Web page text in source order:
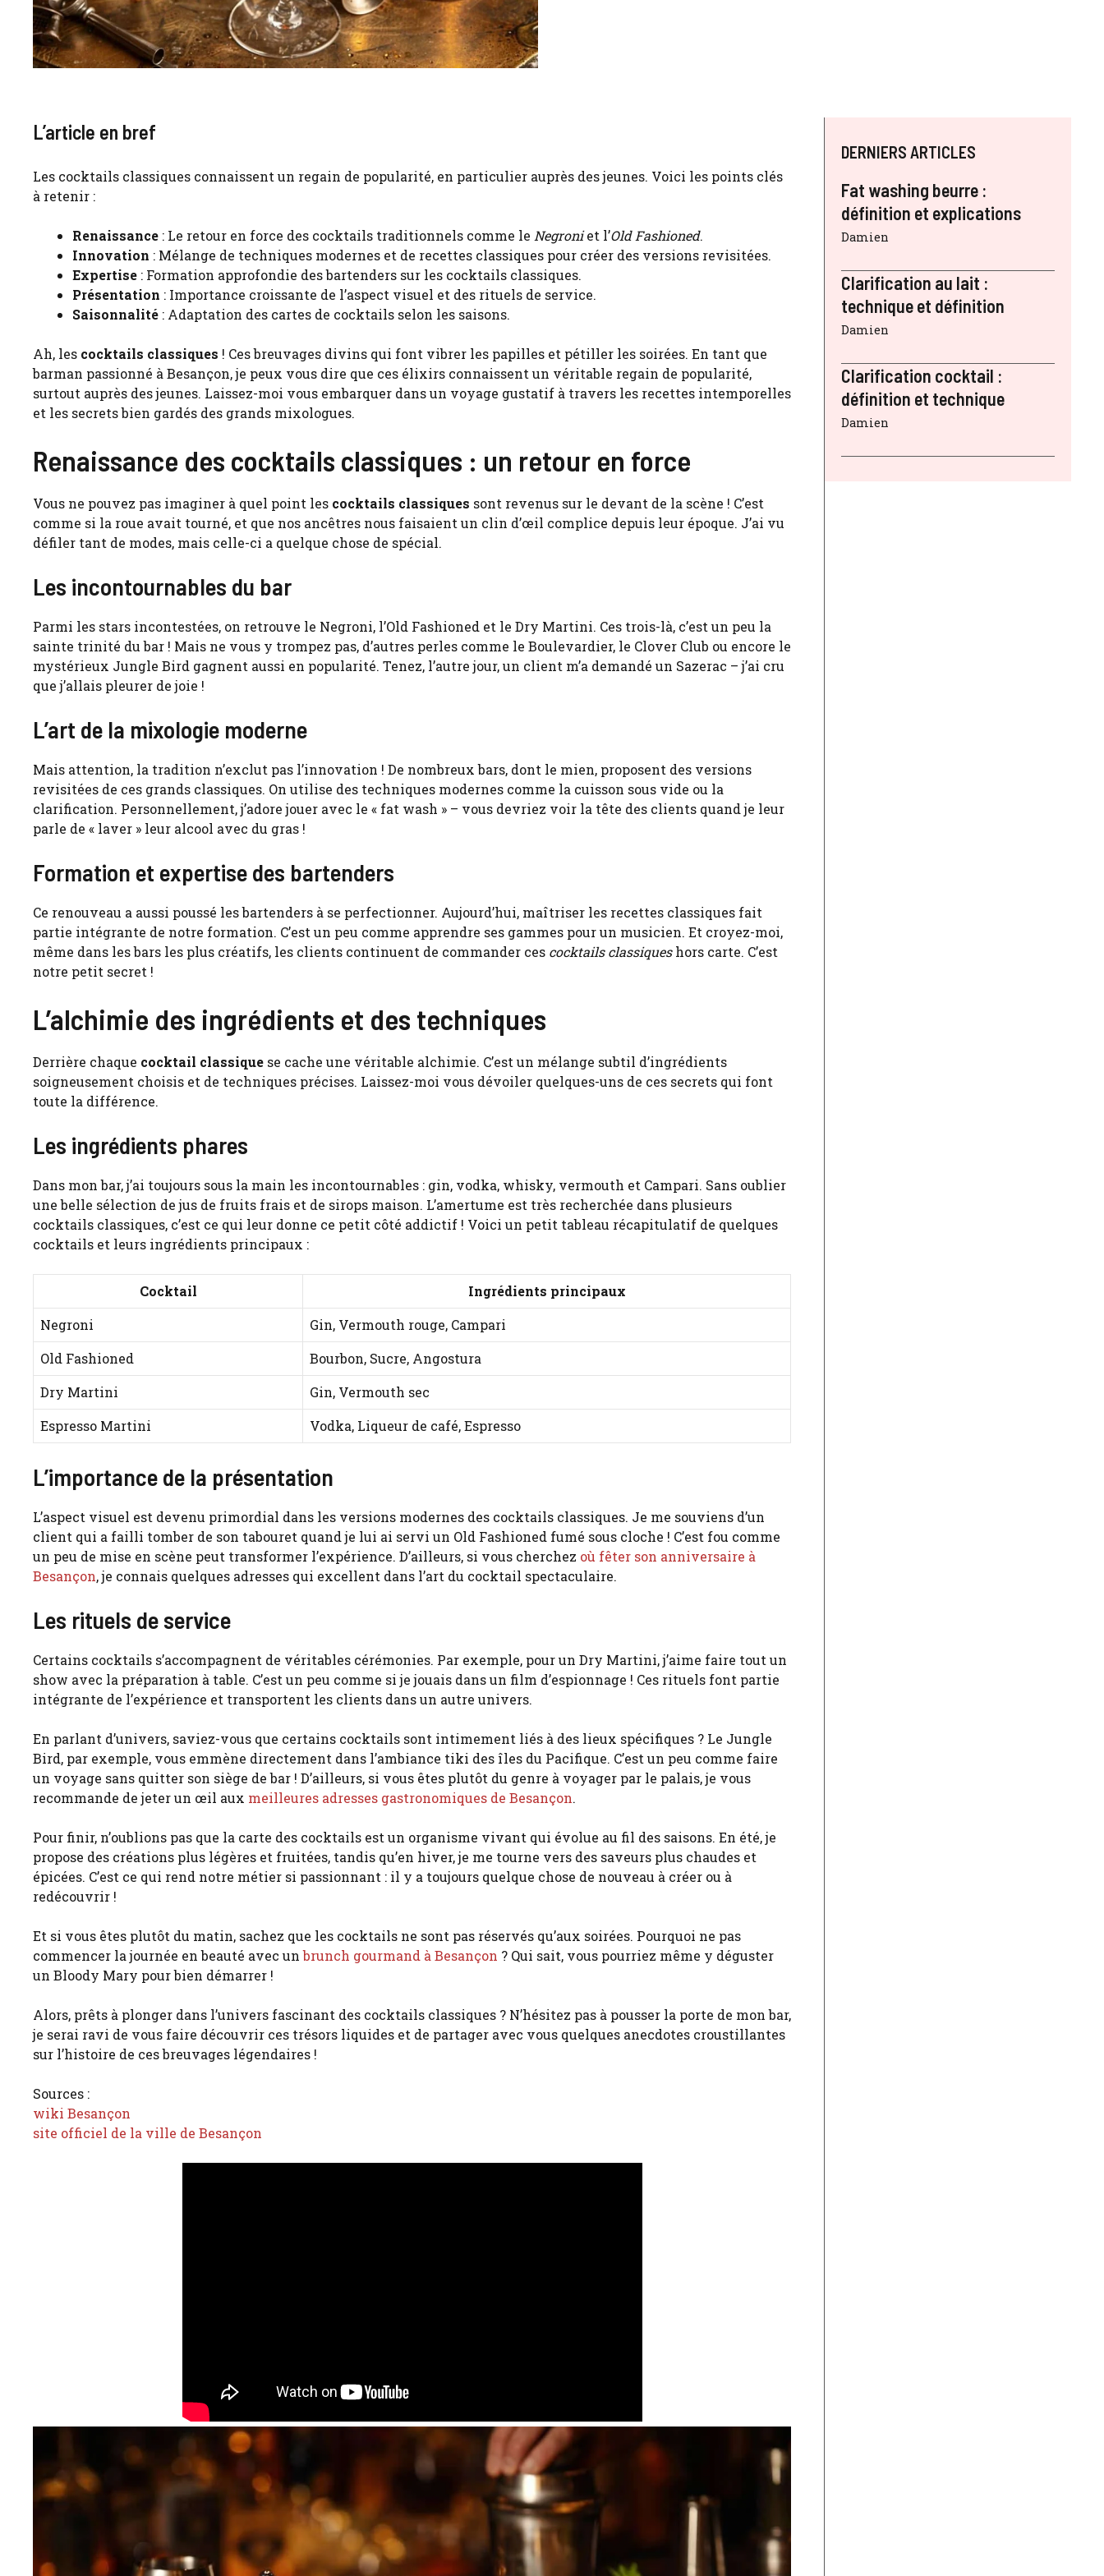
L’article en bref
Les cocktails classiques connaissent un regain de popularité, en particulier auprès des jeunes. Voici les points clés
à retenir :
Renaissance : Le retour en force des cocktails traditionnels comme le Negroniet l’Old Fashioned.
Innovation : Mélange de techniques modernes et de recettes classiques pour créer des versions revisitées.
Expertise : Formation approfondie des bartenders sur les cocktails classiques.
Présentation : Importance croissante de l’aspect visuel et des rituels de service.
Saisonnalité : Adaptation des cartes de cocktails selon les saisons.
Ah, les cocktails classiques ! Ces breuvages divins qui font vibrer les papilles et pétiller les soirées. En tant que
barman passionné à Besançon, je peux vous dire que ces élixirs connaissent un véritable regain de popularité,
surtout auprès des jeunes. Laissez-moi vous embarquer dans un voyage gustatif à travers les recettes intemporelles
et les secrets bien gardés des grands mixologues.
Renaissance des cocktails classiques : un retour en force
Vous ne pouvez pas imaginer à quel point les cocktails classiques sont revenus sur le devant de la scène ! C’est
comme si la roue avait tourné, et que nos ancêtres nous faisaient un clin d’œil complice depuis leur époque. J’ai vu
défiler tant de modes, mais celle-ci a quelque chose de spécial.
Les incontournables du bar
Parmi les stars incontestées, on retrouve le Negroni, l’Old Fashioned et le Dry Martini. Ces trois-là, c’est un peu la
sainte trinité du bar ! Mais ne vous y trompez pas, d’autres perles comme le Boulevardier, le Clover Club ou encore le
mystérieux Jungle Bird gagnent aussi en popularité. Tenez, l’autre jour, un client m’a demandé un Sazerac – j’ai cru
que j’allais pleurer de joie !
L’art de la mixologie moderne
Mais attention, la tradition n’exclut pas l’innovation ! De nombreux bars, dont le mien, proposent des versions
revisitées de ces grands classiques. On utilise des techniques modernes comme la cuisson sous vide ou la
clarification. Personnellement, j’adore jouer avec le « fat wash » – vous devriez voir la tête des clients quand je leur
parle de « laver » leur alcool avec du gras !
Formation et expertise des bartenders
Ce renouveau a aussi poussé les bartenders à se perfectionner. Aujourd’hui, maîtriser les recettes classiques fait
partie intégrante de notre formation. C’est un peu comme apprendre ses gammes pour un musicien. Et croyez-moi,
même dans les bars les plus créatifs, les clients continuent de commander ces cocktails classiqueshors carte. C’est
notre petit secret !
L’alchimie des ingrédients et des techniques
Derrière chaque cocktail classique se cache une véritable alchimie. C’est un mélange subtil d’ingrédients
soigneusement choisis et de techniques précises. Laissez-moi vous dévoiler quelques-uns de ces secrets qui font
toute la différence.
Les ingrédients phares
Dans mon bar, j’ai toujours sous la main les incontournables : gin, vodka, whisky, vermouth et Campari. Sans oublier
une belle sélection de jus de fruits frais et de sirops maison. L’amertume est très recherchée dans plusieurs
cocktails classiques, c’est ce qui leur donne ce petit côté addictif ! Voici un petit tableau récapitulatif de quelques
cocktails et leurs ingrédients principaux :
Cocktail
Ingrédients principaux
Negroni
Gin, Vermouth rouge, Campari
Old Fashioned
Bourbon, Sucre, Angostura
Dry Martini
Gin, Vermouth sec
Espresso Martini
Vodka, Liqueur de café, Espresso
L’importance de la présentation
L’aspect visuel est devenu primordial dans les versions modernes des cocktails classiques. Je me souviens d’un
client qui a failli tomber de son tabouret quand je lui ai servi un Old Fashioned fumé sous cloche ! C’est fou comme
un peu de mise en scène peut transformer l’expérience. D’ailleurs, si vous cherchez où fêter son anniversaire à
Besançon, je connais quelques adresses qui excellent dans l’art du cocktail spectaculaire.
Les rituels de service
Certains cocktails s’accompagnent de véritables cérémonies. Par exemple, pour un Dry Martini, j’aime faire tout un
show avec la préparation à table. C’est un peu comme si je jouais dans un film d’espionnage ! Ces rituels font partie
intégrante de l’expérience et transportent les clients dans un autre univers.
En parlant d’univers, saviez-vous que certains cocktails sont intimement liés à des lieux spécifiques ? Le Jungle
Bird, par exemple, vous emmène directement dans l’ambiance tiki des îles du Pacifique. C’est un peu comme faire
un voyage sans quitter son siège de bar ! D’ailleurs, si vous êtes plutôt du genre à voyager par le palais, je vous
recommande de jeter un œil aux meilleures adresses gastronomiques de Besançon.
Pour finir, n’oublions pas que la carte des cocktails est un organisme vivant qui évolue au fil des saisons. En été, je
propose des créations plus légères et fruitées, tandis qu’en hiver, je me tourne vers des saveurs plus chaudes et
épicées. C’est ce qui rend notre métier si passionnant : il y a toujours quelque chose de nouveau à créer ou à
redécouvrir !
Et si vous êtes plutôt du matin, sachez que les cocktails ne sont pas réservés qu’aux soirées. Pourquoi ne pas
commencer la journée en beauté avec unbrunch gourmand à Besançon ? Qui sait, vous pourriez même y déguster
un Bloody Mary pour bien démarrer !
Alors, prêts à plonger dans l’univers fascinant des cocktails classiques ? N’hésitez pas à pousser la porte de mon bar,
je serai ravi de vous faire découvrir ces trésors liquides et de partager avec vous quelques anecdotes croustillantes
sur l’histoire de ces breuvages légendaires !
Sources :
wiki Besançon
site officiel de la ville de Besançon
DERNIERS ARTICLES
Fat washing beurre :
définition et explications
Damien
Clarification au lait :
technique et définition
Damien
Clarification cocktail :
définition et technique
Damien